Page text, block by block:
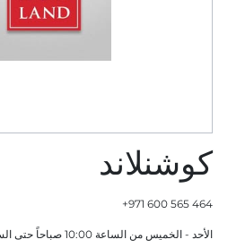
كوشنلاند
+971 600 565 464
الأحد - الخميس من الساعة 10:00 صباحاً حتى الساعة 10:00 مساءً